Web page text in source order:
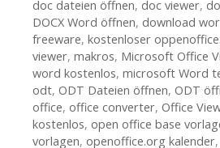
doc dateien öffnen, doc viewer,
DOCX Word öffnen, download
freeware, kostenloser
viewer, makros, Microsoft Office
word kostenlos, microsoft Word
odt, ODT Dateien öffnen, ODT
office, office converter, Office
kostenlos, open office base
vorlagen, openoffice.org kalender,